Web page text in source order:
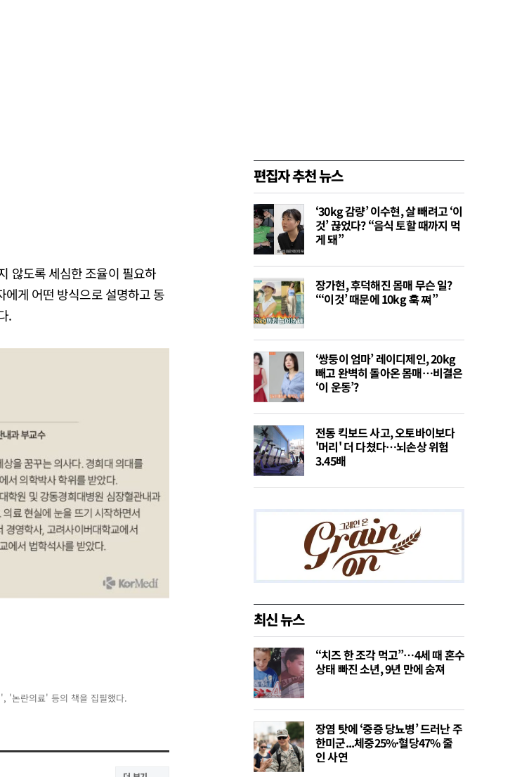
않도록 세심한 조율이 필요하
게 어떤 방식으로 설명하고 동
.
'논란의료' 등의 책을 집필했다.
편집자 추천 뉴스
‘30kg 감량’ 이수현, 살 빼려고 ‘이
것’ 끊었다? “음식 토할 때까지 먹
게 돼”
장가현, 후덕해진 몸매 무슨 일?
“‘이것’ 때문에 10kg 훅 쪄”
‘쌍둥이 엄마’ 레이디제인, 20kg
빼고 완벽히 돌아온 몸매…비결은
‘이 운동’?
전동 킥보드 사고, 오토바이보다
'머리' 더 다쳤다…뇌손상 위험
3.45배
최신 뉴스
“치즈 한 조각 먹고”…4세 때 혼수
상태 빠진 소년, 9년 만에 숨져
장염 탓에 ‘중증 당뇨병’ 드러난 주
한미군...체중25%·혈당47% 줄
인 사연